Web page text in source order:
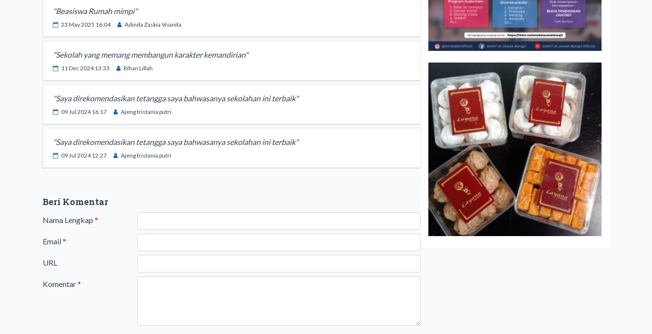
"Beasiswa Rumah mimpi"
23 May 2025 16:04 Adinda Zaskia Vrianita
"Sekolah yang memang membangun karakter kemandirian"
11 Dec 2024 13:33 Rihan Lillah
"Saya direkomendasikan tetangga saya bahwasanya sekolahan ini terbaik"
09 Jul 2024 16:17 Ajeng tristania putri
"Saya direkomendasikan tetangga saya bahwasanya sekolahan ini terbaik"
09 Jul 2024 12:27 Ajeng tristania putri
Beri Komentar
Nama Lengkap *
Email*
URL
Komentar*